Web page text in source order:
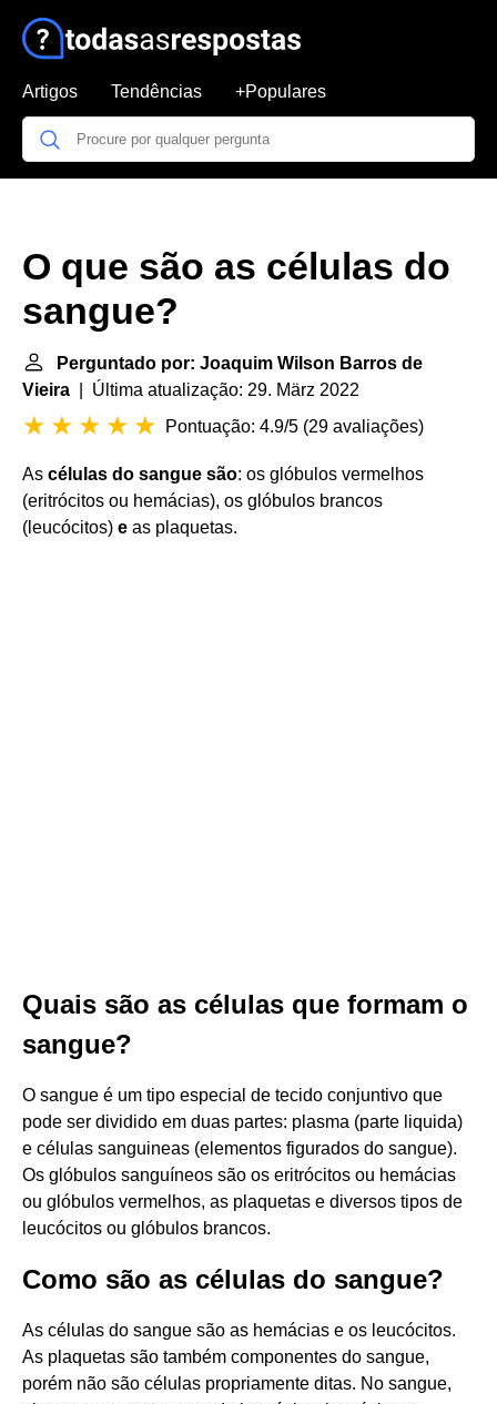
Artigos Tendências +Populares
O que são as células do
sangue?
Perguntado por: Joaquim Wilson Barros de
Vieira | Última atualização: 29. März 2022
Pontuação: 4.9/5 (29 avaliações)
As células do sangue são: os glóbulos vermelhos
(eritrócitos ou hemácias), os glóbulos brancos
(leucócitos) e as plaquetas.
Quais são as células que formam o
sangue?
O sangue é um tipo especial de tecido conjuntivo que
pode ser dividido em duas partes: plasma (parte liquida)
e células sanguineas (elementos figurados do sangue).
Os glóbulos sanguíneos são os eritrócitos ou hemácias
ou glóbulos vermelhos, as plaquetas e diversos tipos de
leucócitos ou glóbulos brancos.
Como são as células do sangue?
As células do sangue são as hemácias e os leucócitos.
As plaquetas são também componentes do sangue,
porém não são células propriamente ditas. No sangue,